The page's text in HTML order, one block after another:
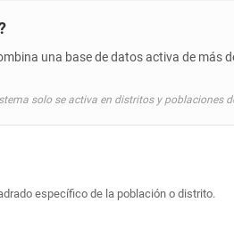
una base de datos activa de más
solo se activa en distritos y
específico de la población o distrito.